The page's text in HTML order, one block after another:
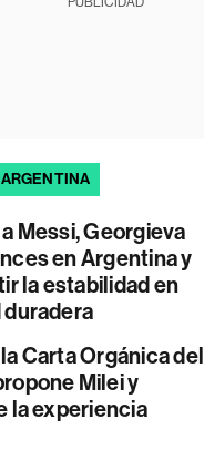
Messi, Georgieva
en Argentina y
la estabilidad en
Carta Orgánica del
Milei y
la experiencia